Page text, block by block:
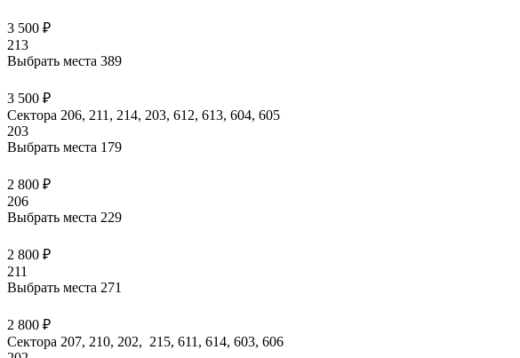
3 500 ₽
213
Выбрать места 389
3 500 ₽
Сектора 206, 211, 214, 203, 612, 613, 604, 605
203
Выбрать места 179
2 800 ₽
206
Выбрать места 229
2 800 ₽
211
Выбрать места 271
2 800 ₽
Сектора 207, 210, 202, 215, 611, 614, 603, 606